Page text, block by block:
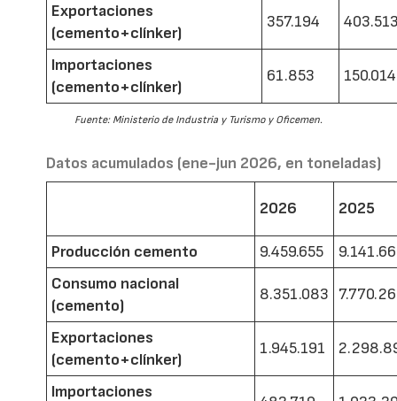
Exportaciones
(cemento+clínker)
357.194
Importaciones
(cemento+clínker)
61.853 150.014
Fuente: Ministerio de Industria y Turismo y Oficemen.
Datos acumulados (ene-jun 2026, en toneladas)
2026 2025
Producción cemento 9.459.655
Consumo nacional
(cemento)
8.351.083
Exportaciones
(cemento+clínker)
1.945.191
Importaciones